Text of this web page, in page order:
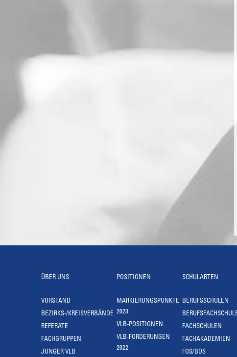
ÜBER UNS
VORSTAND
BEZIRKS-/KREISVERBÄNDE
REFERATE
FACHGRUPPEN
JUNGER VLB
POSITIONEN
MARKIERUNGSPUNKTE
2023
VLB-POSITIONEN
VLB-FORDERUNGEN
2022
SCHULARTEN
BERUFSSCHULEN
FACHSCHULEN
FACHAKADEMIEN
FOS/BOS